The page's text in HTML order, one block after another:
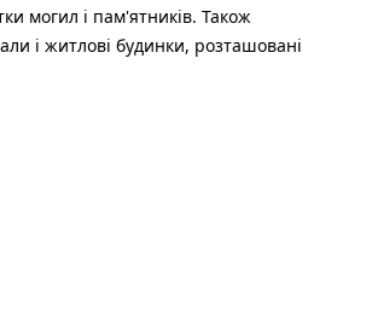
могил і пам'ятників. Також
і житлові будинки, розташовані